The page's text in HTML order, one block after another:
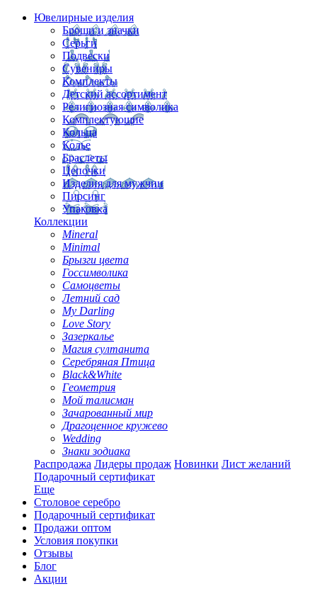
Ювелирные изделия
Броши и значки
Серьги
Подвески
Сувениры
Комплекты
Детский ассортимент
Религиозная символика
Комплектующие
Кольца
Колье
Браслеты
Цепочки
Изделия для мужчин
Пирсинг
Упаковка
Коллекции
Mineral
Minimal
Брызги цвета
Госсимволика
Самоцветы
Летний сад
My Darling
Love Story
Зазеркалье
Магия султанита
Серебряная Птица
Black&White
Геометрия
Мой талисман
Зачарованный мир
Драгоценное кружево
Wedding
Знаки зодиака
Распродажа Лидеры продаж Новинки Лист желаний
Подарочный сертификат
Еще
Столовое серебро
Подарочный сертификат
Продажи оптом
Условия покупки
Отзывы
Блог
Акции